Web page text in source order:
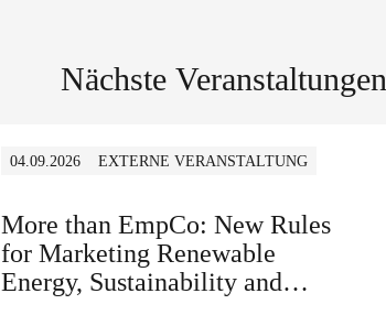
Nächste Veranstaltungen
04.09.2026 EXTERNE VERANSTALTUNG
More than EmpCo: New Rules
for Marketing Renewable
Energy, Sustainability and